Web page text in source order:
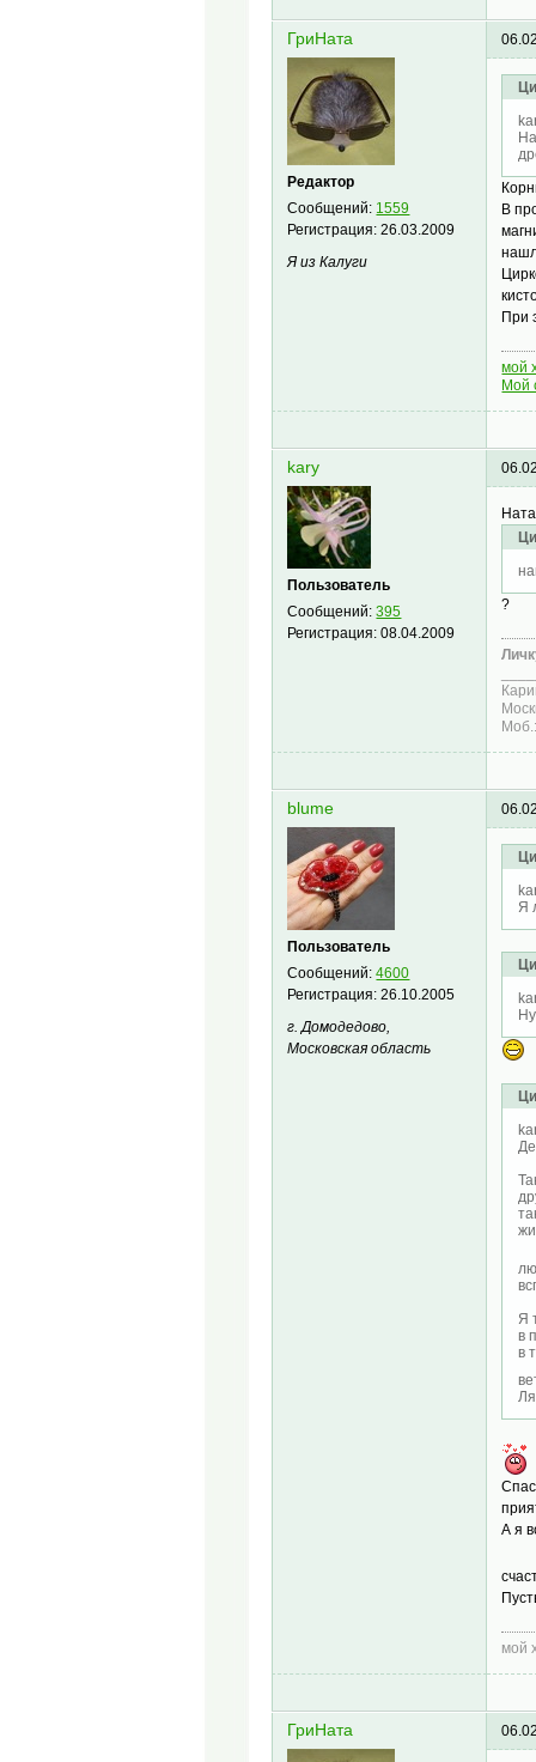
ГриНата
Редактор
Сообщений: 1559
Регистрация:26.03.2009
Я из Калуги
В
При
мой
Мой
kary
Пользователь
Сообщений:395
Регистрация:08.04.2009
?
blume
Пользователь
Сообщений:4600
Регистрация:26.10.2005
г. Домодедово,
Московская область
Я
Я
в
в
А я
мой
ГриНата